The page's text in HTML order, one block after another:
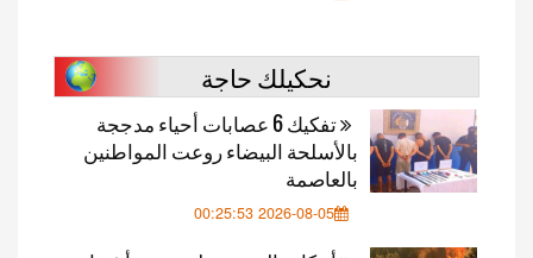
نحكيلك حاجة
تفكيك 6 عصابات أحياء مدججة
بالأسلحة البيضاء روعت المواطنين
بالعاصمة
2026-08-05 00:25:53